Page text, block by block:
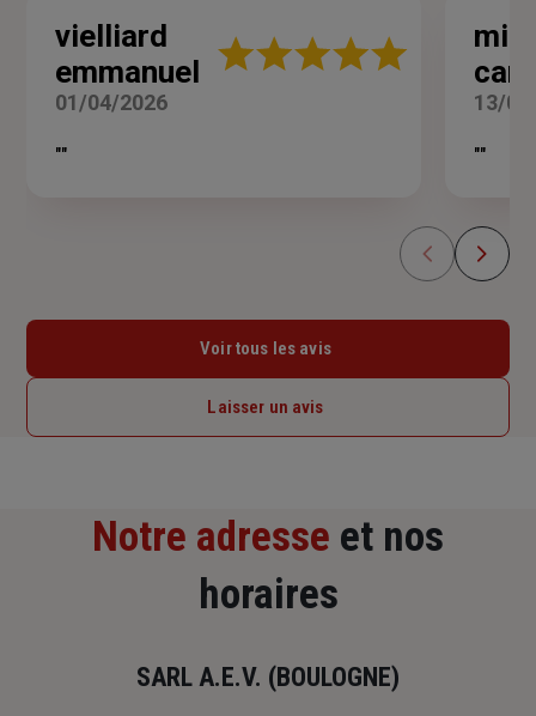
vielliard
emmanuel
Note
01/04/2026
""
13/
""
Voir tous les avis
Laisser un avis
Notre adresse et nos
horaires
SARL A.E.V. (BOULOGNE)